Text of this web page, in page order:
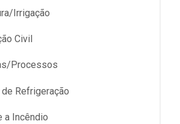
Irrigação
Civil
Processos
Refrigeração
a Incêndio